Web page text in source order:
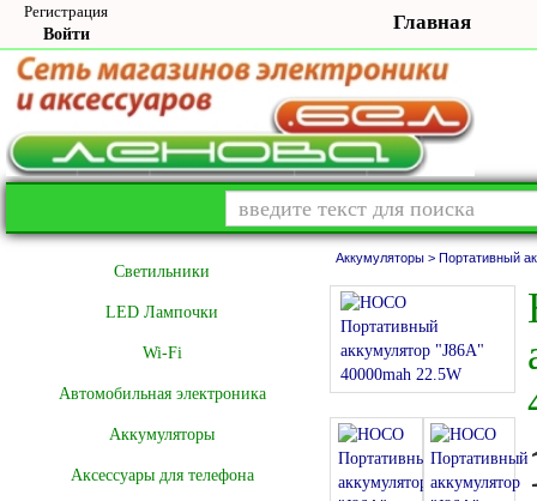
Регистрация
Войти
Главная
Cветильники
LED Лампочки
Wi-Fi
Автомобильная электроника
Аккумуляторы
Аксессуары для телефона
Аккумуляторы > Портативный